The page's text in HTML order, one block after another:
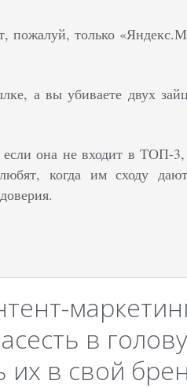
пожалуй, только
а вы убиваете двух
она не входит в ТОП-3,
когда им сходу
в голову
в свой